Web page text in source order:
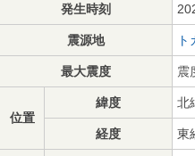
発生時刻
震源地
最大震度 震
位置
緯度 北
経度 東